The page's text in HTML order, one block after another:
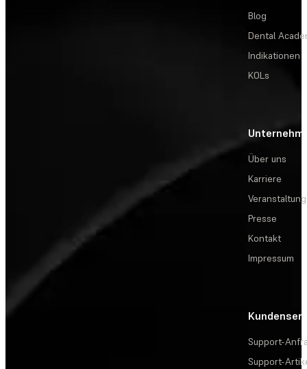
Blog
Dental
Indikationen
KOLs
Über uns
Karriere
Presse
Kontakt
Impressum
Support-
Support-